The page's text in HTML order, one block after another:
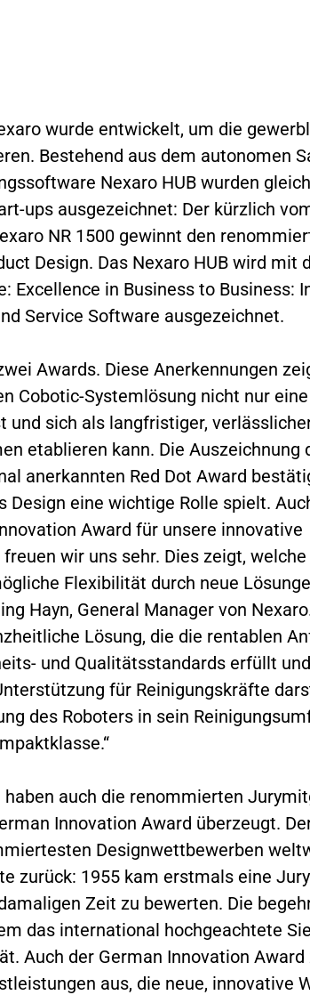
wurde entwickelt, um die
Bestehend aus dem autonomen
Nexaro HUB wurden
ups ausgezeichnet: Der kürzlich
NR 1500 gewinnt den
Design. Das Nexaro HUB wird mit
Excellence in Business to Business:
Service Software ausgezeichnet.
Awards. Diese Anerkennungen
Cobotic-Systemlösung nicht nur
und sich als langfristiger,
etablieren kann. Die Auszeichnung
anerkannten Red Dot Award
Design eine wichtige Rolle spielt.
Award für unsere innovative
wir uns sehr. Dies zeigt,
Flexibilität durch neue
Hayn, General Manager von
Lösung, die die rentablen
und Qualitätsstandards erfüllt
für Reinigungskräfte
des Roboters in sein
auch die renommierten
Innovation Award überzeugt.
Designwettbewerben
zurück: 1955 kam erstmals eine
Zeit zu bewerten. Die
das international hochgeachtete
Auch der German Innovation Award
aus, die neue, innovative